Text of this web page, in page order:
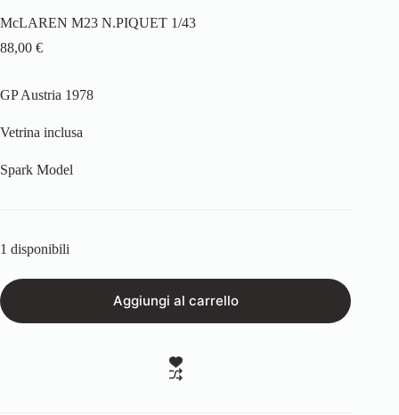
McLAREN M23 N.PIQUET 1/43
88,00 €
GP Austria 1978
Vetrina inclusa
Spark Model
1 disponibili
Aggiungi al carrello